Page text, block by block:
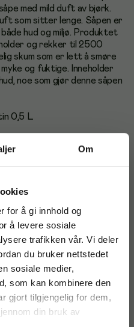
Om
for å gi innhold og
å levere sosiale
trafikken vår. Vi deler
du bruker nettstedet
sosiale medier,
som kan kombinere den
gjort tilgjengelig for dem,
din bruk av
med mild duft av bjørk.
som sitter lenge. Såpen er
både hud og miljø. Produktet
og rekker til 2500
skum som er lett å smøre
og fuktige. Inneholder
noe som gjør denne såpen
0,5 L